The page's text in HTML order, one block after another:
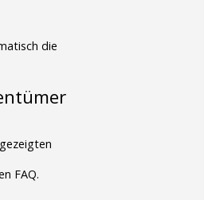
die
FAQ.